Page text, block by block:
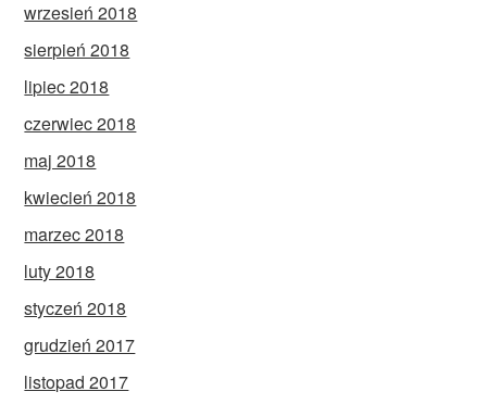
wrzesień 2018
sierpień 2018
lipiec 2018
czerwiec 2018
maj 2018
kwiecień 2018
marzec 2018
luty 2018
styczeń 2018
grudzień 2017
listopad 2017